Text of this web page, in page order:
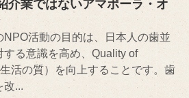
介業ではないアマポーラ・オ
NPO活動の目的は、日本人の歯並
する意識を高め、Quality of
活の質）を向上することです。歯
改...